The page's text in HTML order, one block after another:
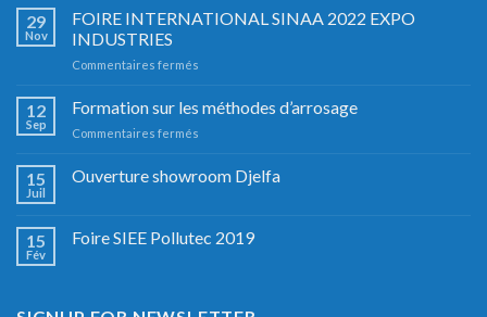
29
Nov
FOIRE INTERNATIONAL SINAA 2022 EXPO
INDUSTRIES
Commentaires fermés
INTERNATIONAL
SINAA
INDUSTRIES
12
Sep
Formation sur les méthodes d’arrosage
Commentaires fermés
les
15
Juil
Ouverture showroom Djelfa
15
Fév
Foire SIEE Pollutec 2019